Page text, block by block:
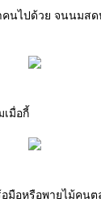
คนไปด้วย จนนมส
เมื่อกี้
มือหรือพายไม้คน